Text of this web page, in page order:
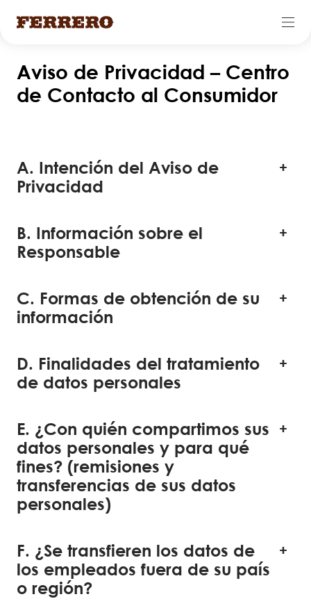
main
Aviso de Privacidad – Centro
de Contacto al Consumidor
A. Intención del Aviso de
Privacidad
B. Información sobre el
Responsable
C. Formas de obtención de su
información
D. Finalidades del tratamiento
de datos personales
E. ¿Con quién compartimos sus
datos personales y para qué
fines? (remisiones y
transferencias de sus datos
personales)
F. ¿Se transfieren los datos de
los empleados fuera de su país
o región?